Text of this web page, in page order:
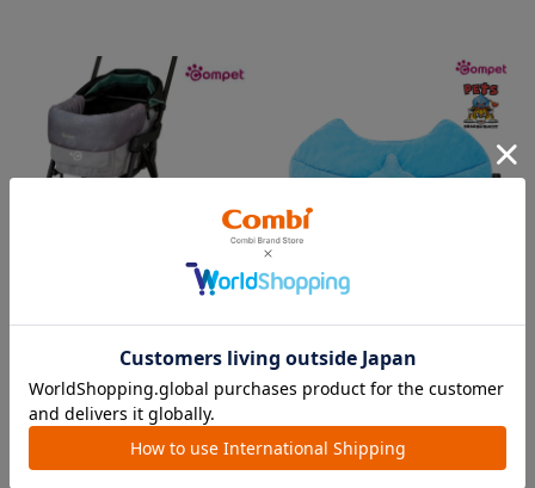
コムペット リバーシブルコン
裏面は接触冷感生地で暑い季
節も快適！ペットカートをお
しゃれに・かわいく・かっこ
DRAGON QUEST PETs コン
フォートクッション スライム
【コムペット ペットカート
用】
愛車の目印に！ふわふわ生地